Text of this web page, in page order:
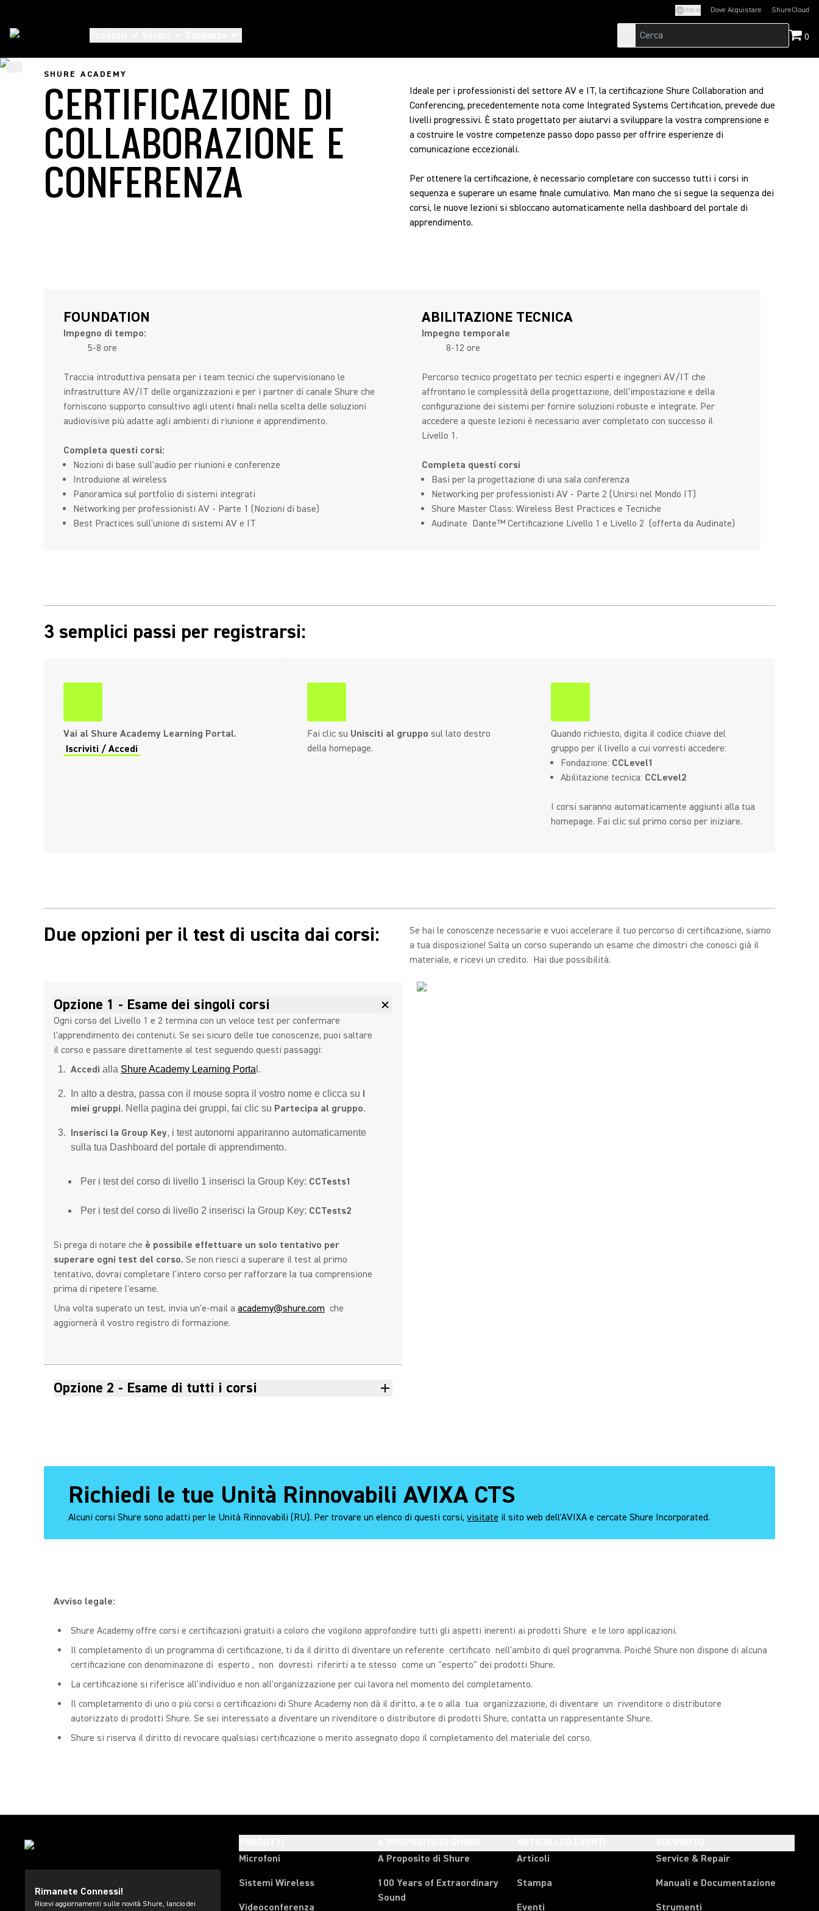
Italia Dove Acquistare ShureCloud
(Opens in a new
0
SHURE ACADEMY
CERTIFICAZIONE DI
COLLABORAZIONE E
CONFERENZA
Ideale per i professionisti del settore AV e IT, la certificazione Shure Collaboration and
Conferencing, precedentemente nota come Integrated Systems Certification, prevede due
livelli progressivi. È stato progettato per aiutarvi a sviluppare la vostra comprensione e
a costruire le vostre competenze passo dopo passo per offrire esperienze di
comunicazione eccezionali.
Per ottenere la certificazione, è necessario completare con successo tutti i corsi in
sequenza e superare un esame finale cumulativo. Man mano che si segue la sequenza dei
corsi, le nuove lezioni si sbloccano automaticamente nella dashboard del portale di
apprendimento.
FOUNDATION
Impegno di tempo:
5-8 ore
Traccia introduttiva pensata per i team tecnici che supervisionano le
infrastrutture AV/IT delle organizzazioni e per i partner di canale Shure che
forniscono supporto consultivo agli utenti finali nella scelta delle soluzioni
audiovisive più adatte agli ambienti di riunione e apprendimento.
Completa questi corsi:
Nozioni di base sull'audio per riunioni e conferenze
Introduione al wireless
Panoramica sul portfolio di sistemi integrati
Networking per professionisti AV - Parte 1 (Nozioni di base)
Best Practices sull’unione di sistemi AV e IT
ABILITAZIONE TECNICA
Impegno temporale
8-12 ore
Percorso tecnico progettato per tecnici esperti e ingegneri AV/IT che
affrontano le complessità della progettazione, dell'impostazione e della
configurazione dei sistemi per fornire soluzioni robuste e integrate. Per
accedere a queste lezioni è necessario aver completato con successo il
Livello 1.
Completa questi corsi
Basi per la progettazione di una sala conferenza
Networking per professionisti AV - Parte 2 (Unirsi nel Mondo IT)
Shure Master Class: Wireless Best Practices e Tecniche
Audinate Dante™ Certificazione Livello 1 e Livello 2 (offerta da Audinate)
3 semplici passi per registrarsi:
Vai al Shure Academy Learning Portal.
Iscriviti / Accedi
Fai clic su Unisciti al gruppo sul lato destro
della homepage.
Quando richiesto, digita il codice chiave del
gruppo per il livello a cui vorresti accedere:
Fondazione: CCLevel1
Abilitazione tecnica: CCLevel2
I corsi saranno automaticamente aggiunti alla tua
homepage. Fai clic sul primo corso per iniziare.
Due opzioni per il test di uscita dai corsi:
Se hai le conoscenze necessarie e vuoi accelerare il tuo percorso di certificazione, siamo
a tua disposizione! Salta un corso superando un esame che dimostri che conosci già il
materiale, e ricevi un credito. Hai due possibilità.
Opzione 1 - Esame dei singoli corsi
Ogni corso del Livello 1 e 2 termina con un veloce test per confermare
l'apprendimento dei contenuti. Se sei sicuro delle tue conoscenze, puoi saltare
il corso e passare direttamente al test seguendo questi passaggi:
Accedi alla Shure Academy Learning Porta l.
In alto a destra, passa con il mouse sopra il vostro nome e clicca su I
miei gruppi. Nella pagina dei gruppi, fai clic su Partecipa al gruppo.
Inserisci la Group Key, i test autonomi appariranno automaticamente
sulla tua Dashboard del portale di apprendimento.
Per i test del corso di livello 1 inserisci la Group Key: CCTests1
Per i test del corso di livello 2 inserisci la Group Key: CCTests2
Si prega di notare che è possibile effettuare un solo tentativo per
superare ogni test del corso. Se non riesci a superare il test al primo
tentativo, dovrai completare l'intero corso per rafforzare la tua comprensione
prima di ripetere l'esame.
Una volta superato un test, invia un'e-mail a academy@shure.com che
aggiornerà il vostro registro di formazione.
Opzione 2 - Esame di tutti i corsi
Richiedi le tue Unità Rinnovabili AVIXA CTS
Alcuni corsi Shure sono adatti per le Unità Rinnovabili (RU). Per trovare un elenco di questi corsi, visitate il sito web dell'AVIXA e cercate Shure Incorporated.
Avviso legale:
Shure Academy offre corsi e certificazioni gratuiti a coloro che vogilono approfondire tutti gli aspetti inerenti ai prodotti Shure e le loro applicazioni.
Il completamento di un programma di certificazione, ti da il diritto di diventare un referente certificato nell'ambito di quel programma. Poiché Shure non dispone di alcuna
certificazione con denominazone di esperto , non dovresti riferirti a te stesso come un "esperto" dei prodotti Shure.
La certificazione si riferisce all'individuo e non all'organizzazione per cui lavora nel momento del completamento.
Il completamento di uno o più corsi o certificazioni di Shure Academy non dà il diritto, a te o alla tua organizzazione, di diventare un rivenditore o distributore
autorizzato di prodotti Shure. Se sei interessato a diventare un rivenditore o distributore di prodotti Shure, contatta un rappresentante Shure.
Shure si riserva il diritto di revocare qualsiasi certificazione o merito assegnato dopo il completamento del materiale del corso.
Rimanete Connessi!
Ricevi aggiornamenti sulle novità Shure, lancio dei
Microfoni
Sistemi Wireless
Videoconferenza
A Proposito di Shure
100 Years of Extraordinary
Sound
Articoli
Stampa
Eventi
Service & Repair
Manuali e Documentazione
Strumenti